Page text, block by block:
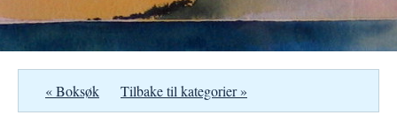
« Boksøk Tilbake til kategorier »